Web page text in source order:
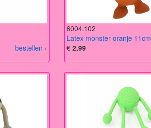
bestellen ›
6004.102
Latex monster oranje 11cm
€ 2,99